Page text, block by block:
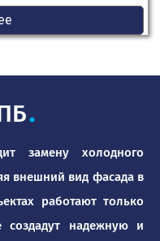
.
замену холодного
внешний вид фасада в
работают только
создадут надежную и